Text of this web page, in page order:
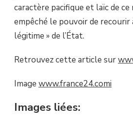
caractère pacifique et laïc de
empêché le pouvoir de recourir
légitime » de l’État.
Retrouvez cette article sur
Image www.france24.comi
Images liées: